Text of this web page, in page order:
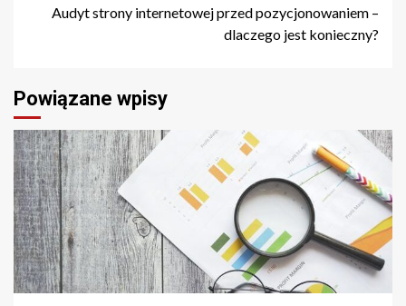
Audyt strony internetowej przed pozycjonowaniem –
dlaczego jest konieczny?
Powiązane wpisy